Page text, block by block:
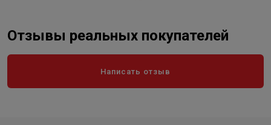
Отзывы реальных покупателей
Написать отзыв